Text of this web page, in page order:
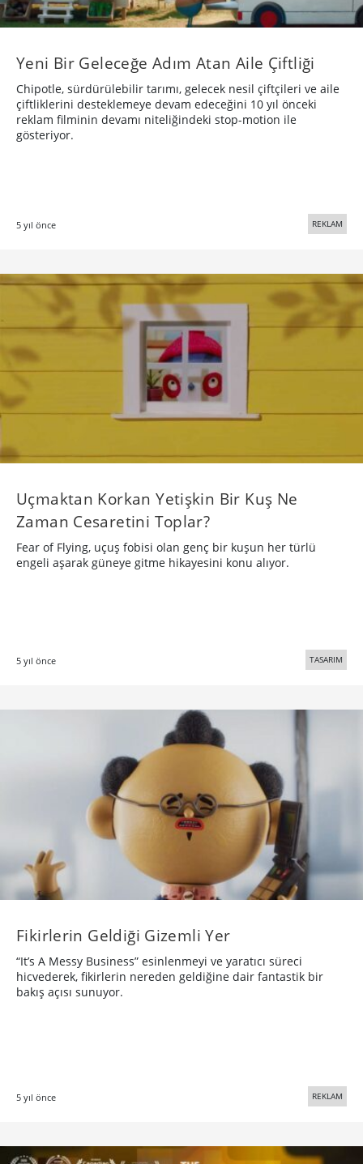
Yeni Bir Geleceğe Adım Atan Aile Çiftliği
Chipotle, sürdürülebilir tarımı, gelecek nesil çiftçileri ve aile
çiftliklerini desteklemeye devam edeceğini 10 yıl önceki
reklam filminin devamı niteliğindeki stop-motion ile
gösteriyor.
5 yıl önce REKLAM
Uçmaktan Korkan Yetişkin Bir Kuş Ne
Zaman Cesaretini Toplar?
Fear of Flying, uçuş fobisi olan genç bir kuşun her türlü
engeli aşarak güneye gitme hikayesini konu alıyor.
5 yıl önce TASARIM
Fikirlerin Geldiği Gizemli Yer
“It’s A Messy Business” esinlenmeyi ve yaratıcı süreci
hicvederek, fikirlerin nereden geldiğine dair fantastik bir
bakış açısı sunuyor.
5 yıl önce REKLAM